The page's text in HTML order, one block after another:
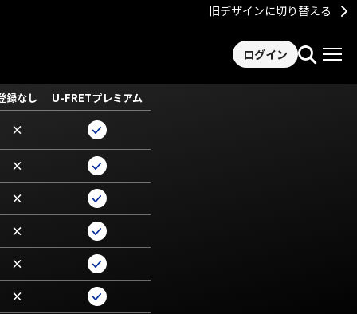
旧デザインに切り替える
ログイン
録なし
U-FRETプレミアム
×
×
×
×
×
×